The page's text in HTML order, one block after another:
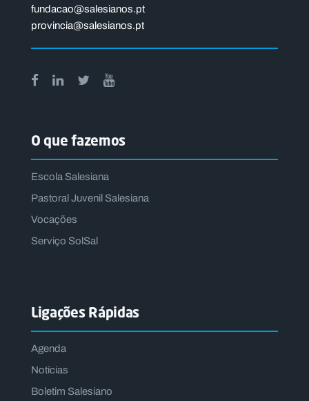
fundacao@salesianos.pt
provincia@salesianos.pt
O que fazemos
Escola Salesiana
Pastoral Juvenil Salesiana
Vocações
Serviço SolSal
Ligações Rápidas
Agenda
Notícias
Boletim Salesiano